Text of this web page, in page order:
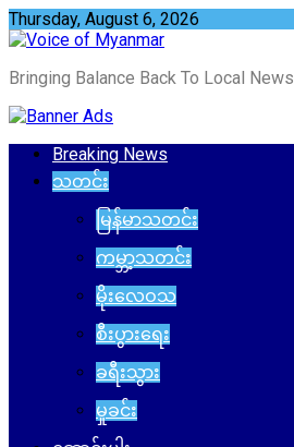
Skip
to
Thursday, August 6, 2026
Bringing Balance Back To Local News
Breaking News
သတင်း
မြန်မာသတင်း
ကမ္ဘာ့သတင်း
မိုးလေဝသ
စီးပွားရေး
ခရီးသွား
မှုခင်း